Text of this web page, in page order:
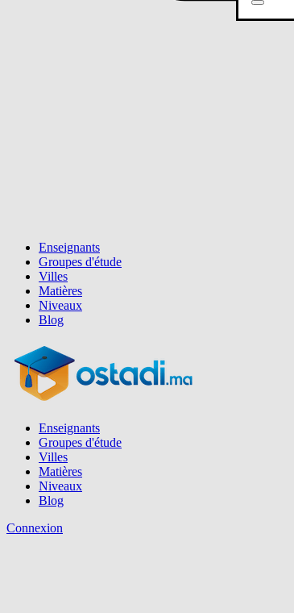
Enseignants
Groupes d'étude
Villes
Matières
Niveaux
Blog
Enseignants
Groupes d'étude
Villes
Matières
Niveaux
Blog
Connexion